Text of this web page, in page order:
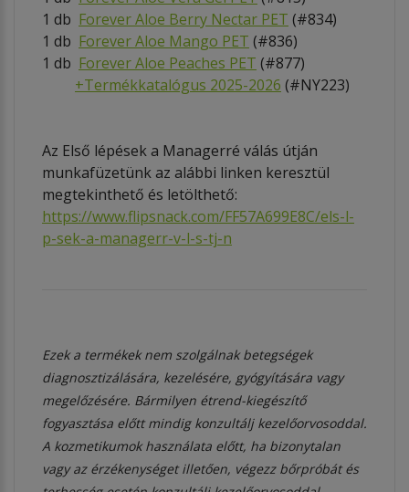
1 db Forever Aloe Berry Nectar PET (#834)
1 db Forever Aloe Mango PET (#836)
1 db Forever Aloe Peaches PET (#877)
+Termékkatalógus 2025-2026 (#NY223)
Az Első lépések a Managerré válás útján
munkafüzetünk az alábbi linken keresztül
megtekinthető és letölthető:
https://www.flipsnack.com/FF57A699E8C/els-l-
p-sek-a-managerr-v-l-s-tj-n
Ezek a termékek nem szolgálnak betegségek
diagnosztizálására, kezelésére, gyógyítására vagy
megelőzésére. Bármilyen étrend-kiegészítő
fogyasztása előtt mindig konzultálj kezelőorvosoddal.
A kozmetikumok használata előtt, ha bizonytalan
vagy az érzékenységet illetően, végezz bőrpróbát és